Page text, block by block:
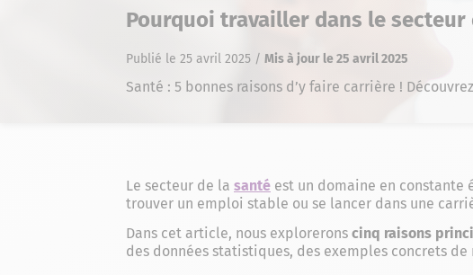
Pourquoi travailler dans le secteur
Publié le 25 avril 2025 / Mis à jour le 25 avril 2025
Santé : 5 bonnes raisons d’y faire carrière !
Le secteur de la santé est un domaine en
trouver un emploi stable ou se lancer dans une
Dans cet article, nous explorerons cinq raisons
des données statistiques, des exemples concrets